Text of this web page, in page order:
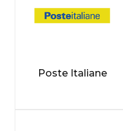
Poste Italiane